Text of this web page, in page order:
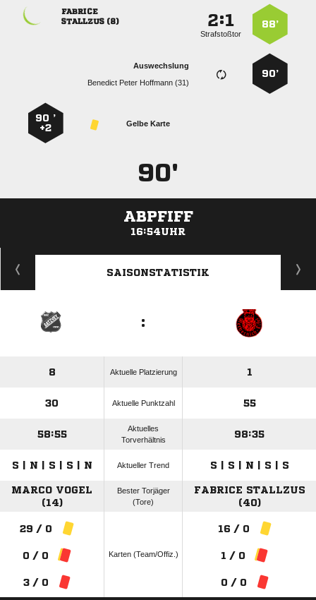
88’
:
Strafstoßtor

 
90’
Auswechslung
   
Gelbe Karte
90 ’
+2
90'
ABPFIFF
16:54UHR
ANZEIGE
SAISONSTATISTIK
:
8 Aktuelle Platzierung 1
30 Aktuelle Punktzahl 55
58:55
Aktuelles
Torverhältnis
98:35
S | N | S | S | N Aktueller Trend S | S | N | S | S
MARCO VOGEL
(14)
Bester Torjäger
(Tore)
FABRICE STALLZUS
(40)
29 / 0
0 / 0
3 / 0
Karten (Team/Offiz.)
16 / 0
1 / 0
0 / 0